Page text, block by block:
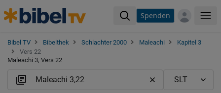
Spenden
Bibel TV Bibelthek Schlachter 2000 Maleachi
Kapitel 3
Vers 22
Maleachi 3, Vers 22